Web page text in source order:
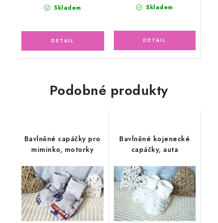
Skladem Skladem
Podobné produkty
Bavlněné capáčky pro
miminko, motorky
Bavlněné kojenecké
capáčky, auta